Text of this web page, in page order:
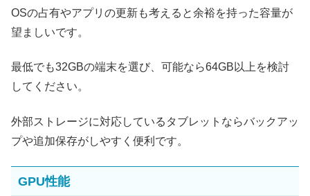
OSの占有やアプリの更新も考えると余裕を持った容量が
望ましいです。
最低でも32GBの端末を選び、可能なら64GB以上を検討
してください。
外部ストレージに対応しているタブレットならバックアッ
プや追加保存がしやすく便利です。
GPU性能